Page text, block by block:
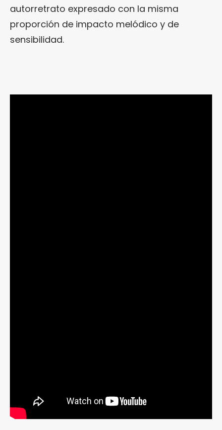
autorretrato expresado con la misma
proporción de impacto melódico y de
sensibilidad.